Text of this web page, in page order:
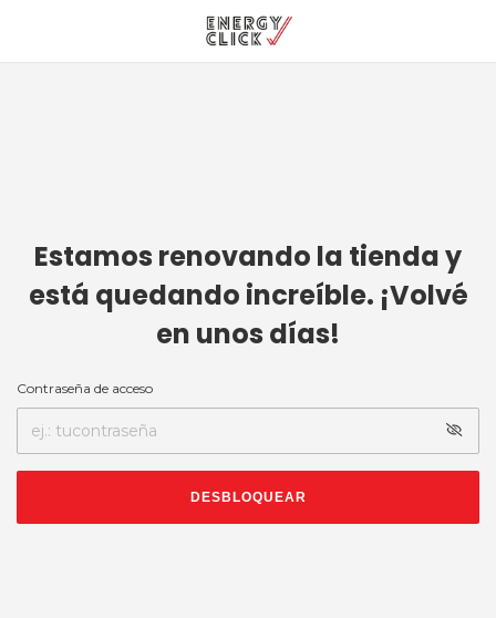
Estamos renovando la tienda y
está quedando increíble. ¡Volvé
en unos días!
Contraseña de acceso
DESBLOQUEAR